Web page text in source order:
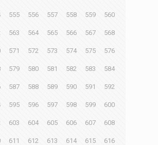
555 556 557 558 559 560
563 564 565 566 567 568
571 572 573 574 575 576
579 580 581 582 583 584
587 588 589 590 591 592
595 596 597 598 599 600
603 604 605 606 607 608
611 612 613 614 615 616